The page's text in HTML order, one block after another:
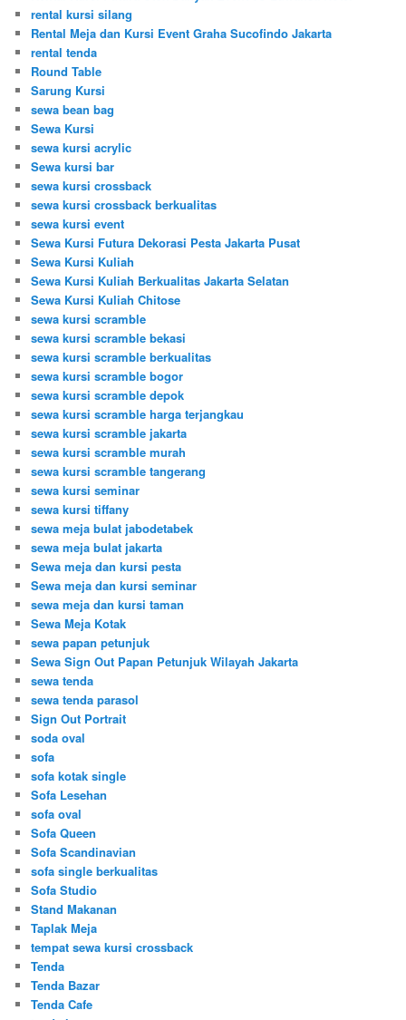
rental kursi silang
Rental Meja dan Kursi Event Graha Sucofindo Jakarta
rental tenda
Round Table
Sarung Kursi
sewa bean bag
Sewa Kursi
sewa kursi acrylic
Sewa kursi bar
sewa kursi crossback
sewa kursi crossback berkualitas
sewa kursi event
Sewa Kursi Futura Dekorasi Pesta Jakarta Pusat
Sewa Kursi Kuliah
Sewa Kursi Kuliah Berkualitas Jakarta Selatan
Sewa Kursi Kuliah Chitose
sewa kursi scramble
sewa kursi scramble bekasi
sewa kursi scramble berkualitas
sewa kursi scramble bogor
sewa kursi scramble depok
sewa kursi scramble harga terjangkau
sewa kursi scramble jakarta
sewa kursi scramble murah
sewa kursi scramble tangerang
sewa kursi seminar
sewa kursi tiffany
sewa meja bulat jabodetabek
sewa meja bulat jakarta
Sewa meja dan kursi pesta
Sewa meja dan kursi seminar
sewa meja dan kursi taman
Sewa Meja Kotak
sewa papan petunjuk
Sewa Sign Out Papan Petunjuk Wilayah Jakarta
sewa tenda
sewa tenda parasol
Sign Out Portrait
soda oval
sofa
sofa kotak single
Sofa Lesehan
sofa oval
Sofa Queen
Sofa Scandinavian
sofa single berkualitas
Sofa Studio
Stand Makanan
Taplak Meja
tempat sewa kursi crossback
Tenda
Tenda Bazar
Tenda Cafe